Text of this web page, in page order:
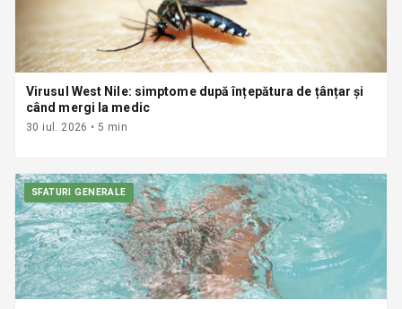
Virusul West Nile: simptome după înțepătura de țânțar și
când mergi la medic
30 iul. 2026 •5 min
SFATURI GENERALE